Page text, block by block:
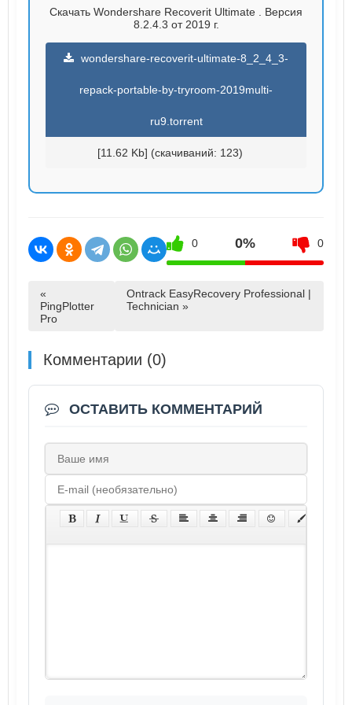
Скачать Wondershare Recoverit Ultimate . Версия
8.2.4.3 от 2019 г.
wondershare-recoverit-ultimate-8_2_4_3-
repack-portable-by-tryroom-2019multi-
ru9.torrent
[11.62 Kb] (cкачиваний: 123)
0 0% 0
«
PingPlotter
Pro
Ontrack EasyRecovery Professional |
Technician »
Комментарии (0)
ОСТАВИТЬ КОММЕНТАРИЙ